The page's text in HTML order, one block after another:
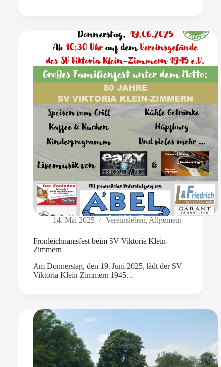
14. Mai 2025 Vereinsleben, Allgemein
Fronleichnamsfest beim SV Viktoria Klein-
Zimmern
Am Donnerstag, den 19. Juni 2025, lädt der SV
Viktoria Klein-Zimmern 1945…